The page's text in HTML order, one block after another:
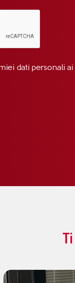
dati personali ai